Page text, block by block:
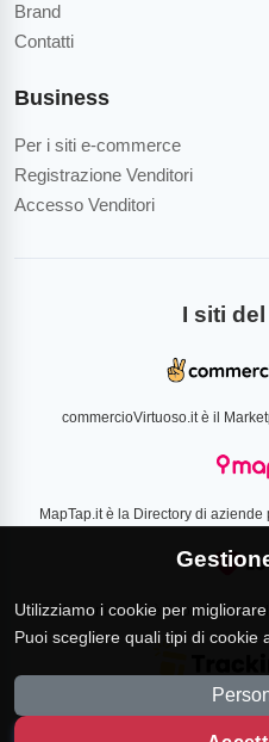
Brand
Contatti
Business
Per i siti e-commerce
Registrazione Venditori
Accesso Venditori
I siti
commercioVirtuoso.it è il
MapTap.it è la Directory di
Loverlist.com è il comparatore
Utilizziamo i cookie per
Puoi scegliere quali tipi di cookie